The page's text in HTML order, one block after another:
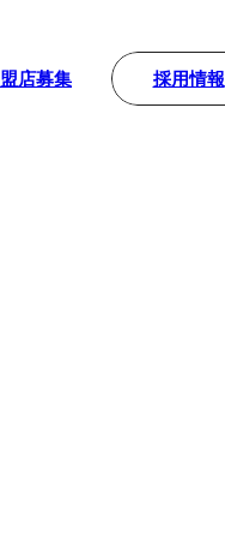
店募集 採用情報